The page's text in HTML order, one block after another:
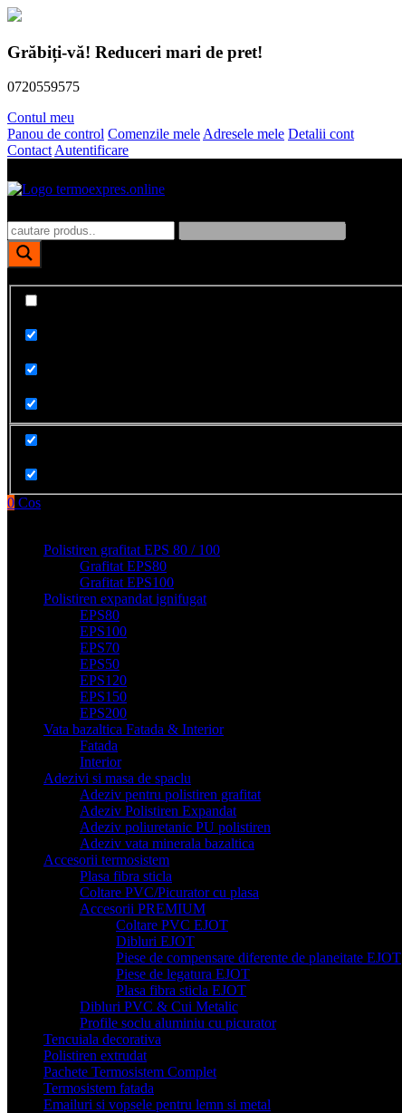
to
Grăbiți-vă! Reduceri mari de pret!
0720559575
Contul meu
Panou de control Comenzile meleAdresele mele Detalii cont
ContactAutentificare
TermoExpres
Polistiren, dibluri, vata bazaltica, tencuieli fatade
0 Cos
Polistiren grafitat EPS 80 / 100
Grafitat EPS80
Grafitat EPS100
Polistiren expandat ignifugat
EPS80
EPS100
EPS70
EPS50
EPS120
EPS150
EPS200
Vata bazaltica Fatada & Interior
Fatada
Interior
Adezivi si masa de spaclu
Adeziv pentru polistiren grafitat
Adeziv Polistiren Expandat
Adeziv poliuretanic PU polistiren
Adeziv vata minerala bazaltica
Accesorii termosistem
Plasa fibra sticla
Coltare PVC/Picurator cu plasa
Accesorii PREMIUM
Coltare PVC EJOT
Dibluri EJOT
Piese de compensare diferente de planeitate EJOT
Piese de legatura EJOT
Plasa fibra sticla EJOT
Dibluri PVC & Cui Metalic
Profile soclu aluminiu cu picurator
Tencuiala decorativa
Polistiren extrudat
Pachete Termosistem Complet
Termosistem fatada
Emailuri si vopsele pentru lemn si metal